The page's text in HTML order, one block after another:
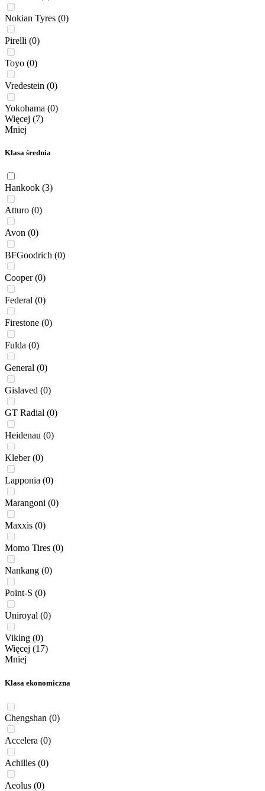
Nokian Tyres (0)
Pirelli (0)
Toyo (0)
Vredestein (0)
Yokohama (0)
Więcej (7)
Mniej
Klasa średnia
Hankook (3)
Atturo (0)
Avon (0)
BFGoodrich (0)
Cooper (0)
Federal (0)
Firestone (0)
Fulda (0)
General (0)
Gislaved (0)
GT Radial (0)
Heidenau (0)
Kleber (0)
Lapponia (0)
Marangoni (0)
Maxxis (0)
Momo Tires (0)
Nankang (0)
Point-S (0)
Uniroyal (0)
Viking (0)
Więcej (17)
Mniej
Klasa ekonomiczna
Chengshan (0)
Accelera (0)
Achilles (0)
Aeolus (0)